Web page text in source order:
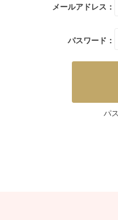
メールアドレス：
パスワード：
パ